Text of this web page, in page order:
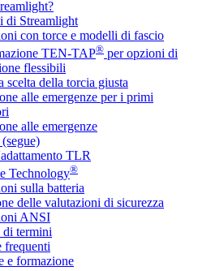
di Streamlight
con torce e modelli di fascio
TEN-TAP® per opzioni di
flessibili
scelta della torcia giusta
alle emergenze per i primi
alle emergenze
TLR
Technology®
sulla batteria
delle valutazioni di sicurezza
ANSI
di termini
frequenti
e formazione